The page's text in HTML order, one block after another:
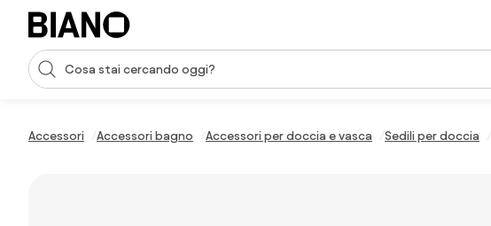
Salta la navigazione, vai al contenuto
Input della ricerca
Accessori Accessori bagno Accessori per doccia e vasca Sedili per doccia